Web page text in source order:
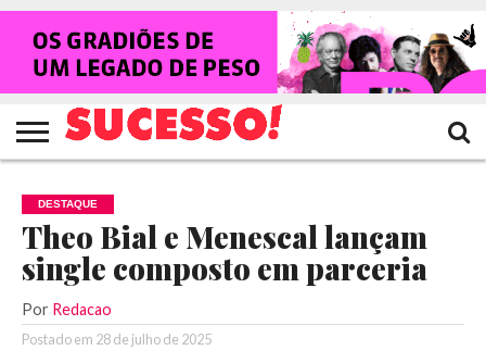
HOME
NOTÍCIAS
SHOWS
ENTREVISTAS
CLIQUES
RANKING
CROWLEY
TV
SUCESSO!
REVISTA
SUCESSO!
DESTAQUE
Theo Bial e Menescal lançam
single composto em parceria
Por Redacao
Postado em 28 de julho de 2025